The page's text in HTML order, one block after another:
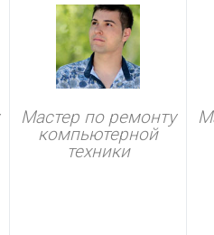
Мастер по ремонту
компьютерной
техники